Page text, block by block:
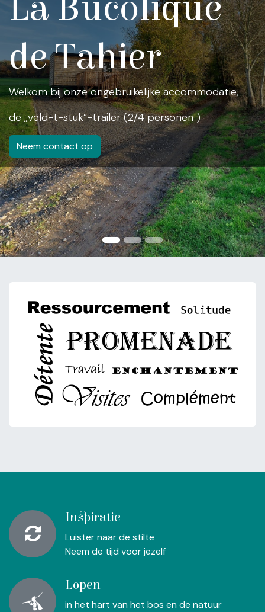
La Bucolique
de Tahier
Welkom bij onze ongebruikelijke accommodatie,
de „veld-t-stuk”-trailer (2/4 personen )
Neem contact op
Inspiratie
Luister naar de stilte
Neem de tijd voor jezelf
Lopen
in het hart van het bos en de natuur